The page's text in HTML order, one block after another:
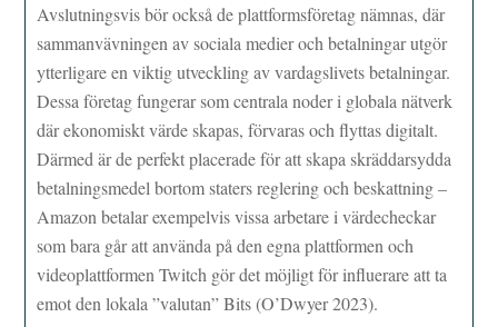
Avslutningsvis bör också de plattformsföretag nämnas, där
sammanvävningen av sociala medier och betalningar utgör
ytterligare en viktig utveckling av vardagslivets betalningar.
Dessa företag fungerar som centrala noder i globala nätverk
där ekonomiskt värde skapas, förvaras och flyttas digitalt.
Därmed är de perfekt placerade för att skapa skräddarsydda
betalningsmedel bortom staters reglering och beskattning –
Amazon betalar exempelvis vissa arbetare i värdecheckar
som bara går att använda på den egna plattformen och
videoplattformen Twitch gör det möjligt för influerare att ta
emot den lokala ”valutan” Bits (O’Dwyer 2023).